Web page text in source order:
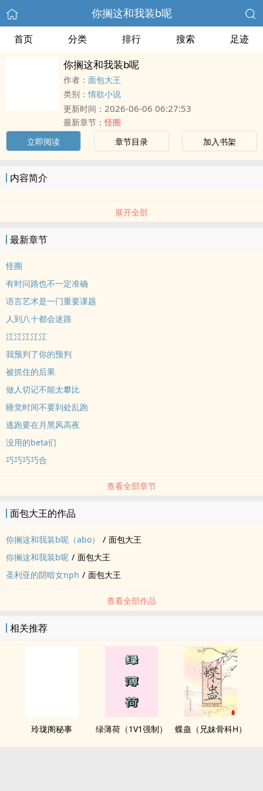
你搁这和我装b呢
首页 分类 排行 搜索 足迹
你搁这和我装b呢
作者： 面包大王
类别：情欲小说
更新时间： 2026-06-06 06:27:53
最新章节：怪圈
立即阅读
章节目录 加入书架
内容简介
展开全部
最新章节
怪圈
有时问路也不一定准确
语言艺术是一门重要课题
人到八十都会迷路
江江江江江
我预判了你的预判
被抓住的后果
做人切记不能太攀比
睡觉时间不要到处乱跑
逃跑要在月黑风高夜
没用的beta们
巧巧巧巧合
查看全部章节
面包大王的作品
你搁这和我装b呢（abo） / 面包大王
你搁这和我装b呢 / 面包大王
圣利亚的阴暗女nph / 面包大王
查看全部作品
相关推荐
玲珑阁秘事 绿薄荷（1V1强制） 蝶蛊（兄妹骨科H）